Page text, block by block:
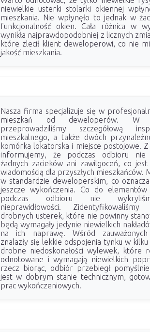
niewielkie usterki stolarki okiennej
mieszkania. Nie wpłynęło to jednak w
funkcjonalność okien. Cała różnica w
wynikła najprawdopodobniej z licznych
które zlecił klient deweloperowi, co nie
jakość mieszkania.
Nasza firma specjalizuje się w
mieszkań od deweloperów.
przeprowadziliśmy szczegółową
mieszkalnego, a także dwóch
komórka lokatorska i miejsce postojowe.
informujemy, że podczas odbioru nie
żadnych zacieków ani zawilgoceń, co
wiadomością dla przyszłych mieszkańców.
w standardzie deweloperskim, co
jeszcze wykończenia. Co do
podczas odbioru nie
nieprawidłowości.
drobnych usterek, które nie powinny
będą wymagały jedynie niewielkich
na ich naprawę. Wśród zauważonych
znalazły się lekkie odspojenia tynku w
drobne niedoskonałości wylewek, które
odnotowane i wymagają niewielkich
rzecz biorąc, odbiór przebiegł
jest w dobrym stanie technicznym,
prac wykończeniowych.